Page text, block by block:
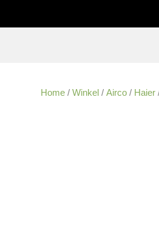
Home /Winkel /Airco / Haier